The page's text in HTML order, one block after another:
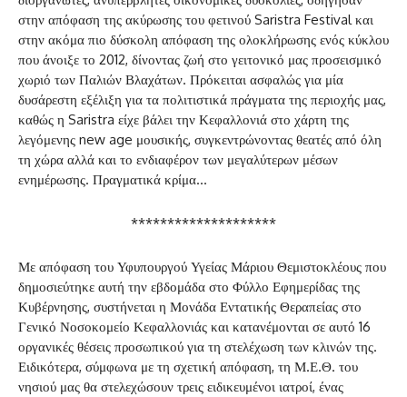
στην απόφαση της ακύρωσης του φετινού Saristra Festival και
στην ακόμα πιο δύσκολη απόφαση της ολοκλήρωσης ενός κύκλου
που άνοιξε το 2012, δίνοντας ζωή στο γειτονικό μας προσεισμικό
χωριό των Παλιών Βλαχάτων. Πρόκειται ασφαλώς για μία
δυσάρεστη εξέλιξη για τα πολιτιστικά πράγματα της περιοχής μας,
καθώς η Saristra είχε βάλει την Κεφαλλονιά στο χάρτη της
λεγόμενης new age μουσικής, συγκεντρώνοντας θεατές από όλη
τη χώρα αλλά και το ενδιαφέρον των μεγαλύτερων μέσων
ενημέρωσης. Πραγματικά κρίμα…
********************
Με απόφαση του Υφυπουργού Υγείας Μάριου Θεμιστοκλέους που
δημοσιεύτηκε αυτή την εβδομάδα στο Φύλλο Εφημερίδας της
Κυβέρνησης, συστήνεται η Μονάδα Εντατικής Θεραπείας στο
Γενικό Νοσοκομείο Κεφαλλονιάς και κατανέμονται σε αυτό 16
οργανικές θέσεις προσωπικού για τη στελέχωση των κλινών της.
Ειδικότερα, σύμφωνα με τη σχετική απόφαση, τη Μ.Ε.Θ. του
νησιού μας θα στελεχώσουν τρεις ειδικευμένοι ιατροί, ένας